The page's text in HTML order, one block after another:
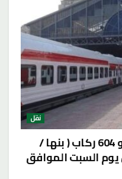
نقل
تعديل مواعيد قطاري 603 و 604 ركاب ( بنها /
السبت الموافق